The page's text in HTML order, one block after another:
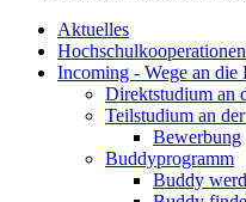
Aktuelles
Hochschulkooperationen
Incoming - Wege an
Direktstudium an
Teilstudium an
Bewerbung
Buddyprogramm
Buddy